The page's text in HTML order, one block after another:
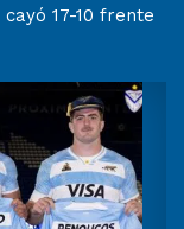
17-10 frente